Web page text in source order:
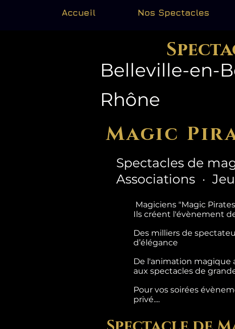
Accueil Nos Spectacles
Belleville-en-
Rhône
Magic
Spectacles de
Associations ·
Magiciens "Magic
Ils créent l'évènement
Des milliers de
d’élégance
De l'animation magique
aux spectacles de
Pour vos soirées
privé....